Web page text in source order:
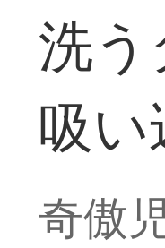
洗
吸
奇傲